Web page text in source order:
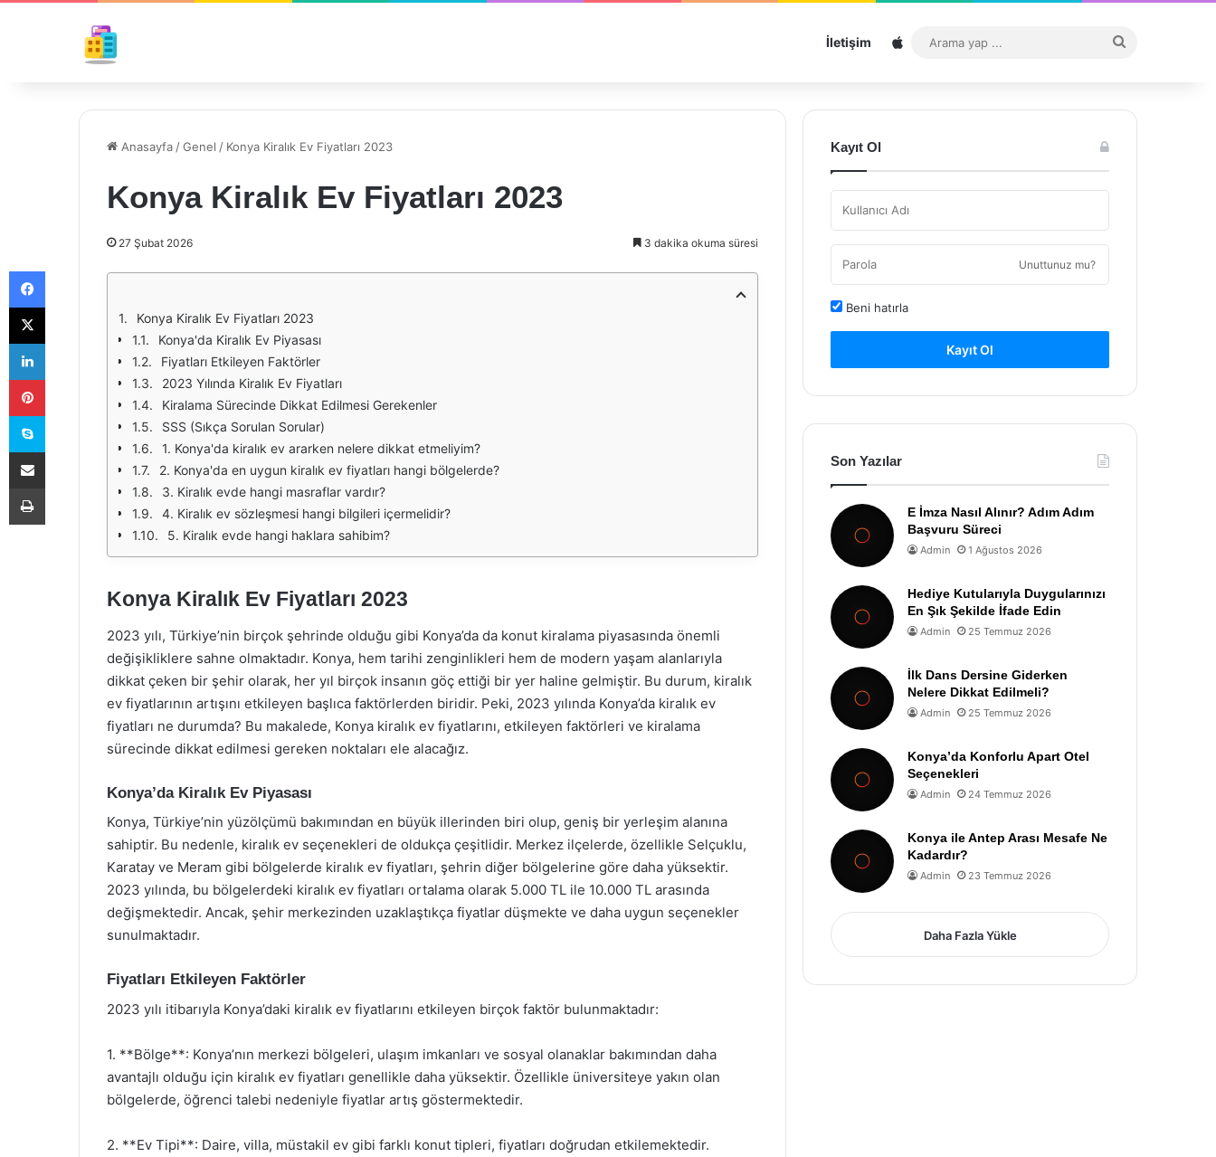
İletişim Sitemap
...
Anasayfa /Genel / Konya Kiralık Ev Fiyatları 2023
Konya Kiralık Ev Fiyatları 2023
27 Şubat 2026 3 dakika okuma süresi
Konya Kiralık Ev Fiyatları 2023
Konya'da Kiralık Ev Piyasası
Fiyatları Etkileyen Faktörler
2023 Yılında Kiralık Ev Fiyatları
Kiralama Sürecinde Dikkat Edilmesi Gerekenler
SSS (Sıkça Sorulan Sorular)
1. Konya'da kiralık ev ararken nelere dikkat etmeliyim?
2. Konya'da en uygun kiralık ev fiyatları hangi bölgelerde?
3. Kiralık evde hangi masraflar vardır?
4. Kiralık ev sözleşmesi hangi bilgileri içermelidir?
5. Kiralık evde hangi haklara sahibim?
Konya Kiralık Ev Fiyatları 2023
2023 yılı, Türkiye’nin birçok şehrinde olduğu gibi Konya’da da konut kiralama piyasasında önemli
değişikliklere sahne olmaktadır. Konya, hem tarihi zenginlikleri hem de modern yaşam alanlarıyla
dikkat çeken bir şehir olarak, her yıl birçok insanın göç ettiği bir yer haline gelmiştir. Bu durum, kiralık
ev fiyatlarının artışını etkileyen başlıca faktörlerden biridir. Peki, 2023 yılında Konya’da kiralık ev
fiyatları ne durumda? Bu makalede, Konya kiralık ev fiyatlarını, etkileyen faktörleri ve kiralama
sürecinde dikkat edilmesi gereken noktaları ele alacağız.
Konya’da Kiralık Ev Piyasası
Konya, Türkiye’nin yüzölçümü bakımından en büyük illerinden biri olup, geniş bir yerleşim alanına
sahiptir. Bu nedenle, kiralık ev seçenekleri de oldukça çeşitlidir. Merkez ilçelerde, özellikle Selçuklu,
Karatay ve Meram gibi bölgelerde kiralık ev fiyatları, şehrin diğer bölgelerine göre daha yüksektir.
2023 yılında, bu bölgelerdeki kiralık ev fiyatları ortalama olarak 5.000 TL ile 10.000 TL arasında
değişmektedir. Ancak, şehir merkezinden uzaklaştıkça fiyatlar düşmekte ve daha uygun seçenekler
sunulmaktadır.
Fiyatları Etkileyen Faktörler
2023 yılı itibarıyla Konya’daki kiralık ev fiyatlarını etkileyen birçok faktör bulunmaktadır:
1. **Bölge**: Konya’nın merkezi bölgeleri, ulaşım imkanları ve sosyal olanaklar bakımından daha
avantajlı olduğu için kiralık ev fiyatları genellikle daha yüksektir. Özellikle üniversiteye yakın olan
bölgelerde, öğrenci talebi nedeniyle fiyatlar artış göstermektedir.
2. **Ev Tipi**: Daire, villa, müstakil ev gibi farklı konut tipleri, fiyatları doğrudan etkilemektedir.
Kayıt Ol
Unuttunuz mu?
Beni hatırla
Kayıt Ol
Son Yazılar
E İmza Nasıl Alınır? Adım Adım
Başvuru Süreci
Admin 1 Ağustos 2026
Hediye Kutularıyla Duygularınızı
En Şık Şekilde İfade Edin
Admin 25 Temmuz 2026
İlk Dans Dersine Giderken
Nelere Dikkat Edilmeli?
Admin 25 Temmuz 2026
Konya’da Konforlu Apart Otel
Seçenekleri
Admin 24 Temmuz 2026
Konya ile Antep Arası Mesafe Ne
Kadardır?
Admin 23 Temmuz 2026
Daha Fazla Yükle
Facebook
X
LinkedIn
Pinterest
Skype
E-Posta ile paylaş